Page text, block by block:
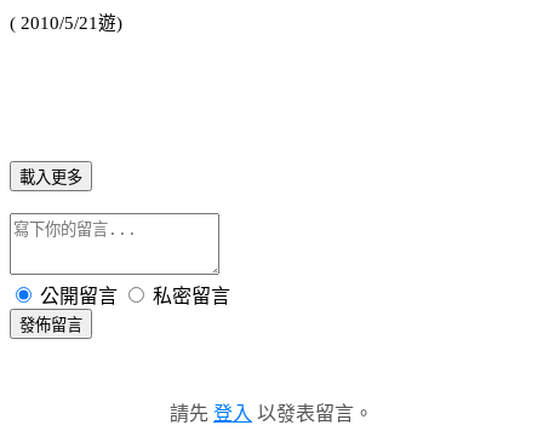
( 2010/5/21遊)
載入更多
公開留言 私密留言
發佈留言
請先 登入 以發表留言。